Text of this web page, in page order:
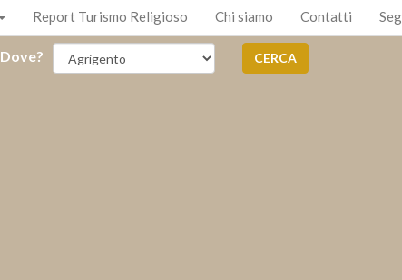
Report Turismo Religioso Chi siamo Contatti
Dove? CERCA